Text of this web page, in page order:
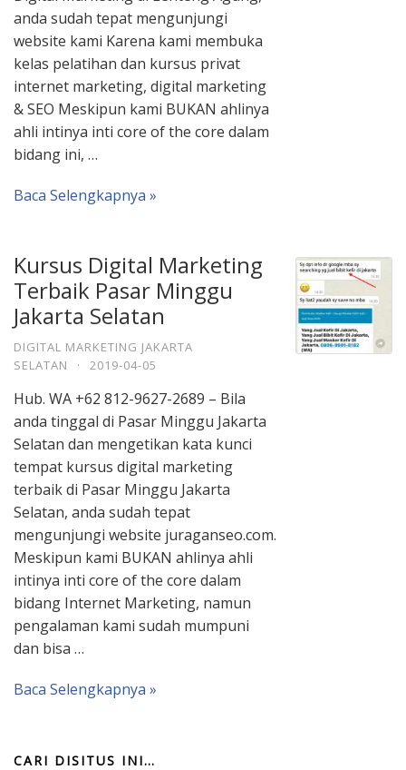
anda sudah tepat mengunjungi
website kami Karena kami membuka
kelas pelatihan dan kursus privat
internet marketing, digital marketing
& SEO Meskipun kami BUKAN ahlinya
ahli intinya inti core of the core dalam
bidang ini, …
Baca Selengkapnya »
Kursus Digital Marketing
Terbaik Pasar Minggu
Jakarta Selatan
DIGITAL MARKETING JAKARTA
SELATAN
· 2019-04-05
Hub. WA +62 812-9627-2689 – Bila
anda tinggal di Pasar Minggu Jakarta
Selatan dan mengetikan kata kunci
tempat kursus digital marketing
terbaik di Pasar Minggu Jakarta
Selatan, anda sudah tepat
mengunjungi website juraganseo.com.
Meskipun kami BUKAN ahlinya ahli
intinya inti core of the core dalam
bidang Internet Marketing, namun
pengalaman kami sudah mumpuni
dan bisa …
Baca Selengkapnya »
CARI DISITUS INI…